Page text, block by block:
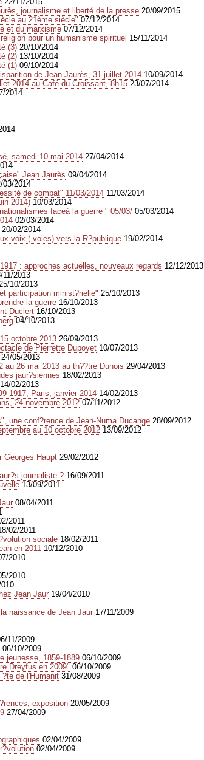
journalisme et liberté de la presse 20/09/2015
au 21ème siècle" 07/12/2014
et du marxisme 07/12/2014
pour un humanisme spirituel 15/11/2014
(3) 20/10/2014
(2) 13/10/2014
(1) 09/10/2014
de Jean Jaurès, 31 juillet 2014 10/09/2014
2014 au Café du Croissant, 8h15 23/07/2014
2014
samedi 10 mai 2014 27/04/2014
Jean Jaurès 09/04/2014
03/2014
de combat" 11/03/2014 11/03/2014
2014) 10/03/2014
faceà la guerre " 05/03/ 05/03/2014
02/03/2014
20/02/2014
voix ( voies) vers la R?publique 19/02/2014
: approches actuelles, nouveaux regards 12/12/2013
11/2013
25/10/2013
participation minist?rielle" 25/10/2013
la guerre 16/10/2013
Duclert 16/10/2013
04/10/2013
octobre 2013 26/09/2013
de Pierrette Dupoyet 10/07/2013
24/05/2013
au 26 mai 2013 au th??tre Dunois 29/04/2013
jaur?siennes 18/02/2013
14/02/2013
1917, Paris, janvier 2014 14/02/2013
24 novembre 2012 07/11/2012
une conf?rence de Jean-Numa Ducange 28/09/2012
au 10 octobre 2012 13/09/2012
Georges Haupt 29/02/2012
journaliste ? 16/09/2011
13/09/2011
08/04/2011
2011
02/2011
sociale 18/02/2011
en 2011 10/12/2010
2010
2010
Jean Jaur 19/04/2010
naissance de Jean Jaur 17/11/2009
11/2009
06/10/2009
jeunesse, 1859-1889 06/10/2009
Dreyfus en 2009" 06/10/2009
de l'Humanit 31/08/2009
exposition 20/05/2009
27/04/2009
02/04/2009
02/04/2009